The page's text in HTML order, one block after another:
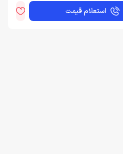
استعلام قیمت